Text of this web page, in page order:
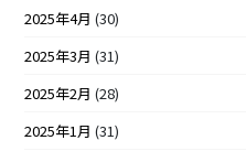
2025年4月 (30)
2025年3月 (31)
2025年2月 (28)
2025年1月 (31)